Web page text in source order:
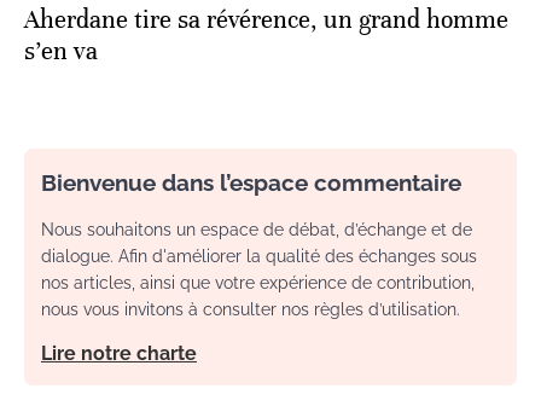
Aherdane tire sa révérence, un grand homme
s’en va
Bienvenue dans l’espace commentaire
Nous souhaitons un espace de débat, d’échange et de
dialogue. Afin d'améliorer la qualité des échanges sous
nos articles, ainsi que votre expérience de contribution,
nous vous invitons à consulter nos règles d’utilisation.
Lire notre charte